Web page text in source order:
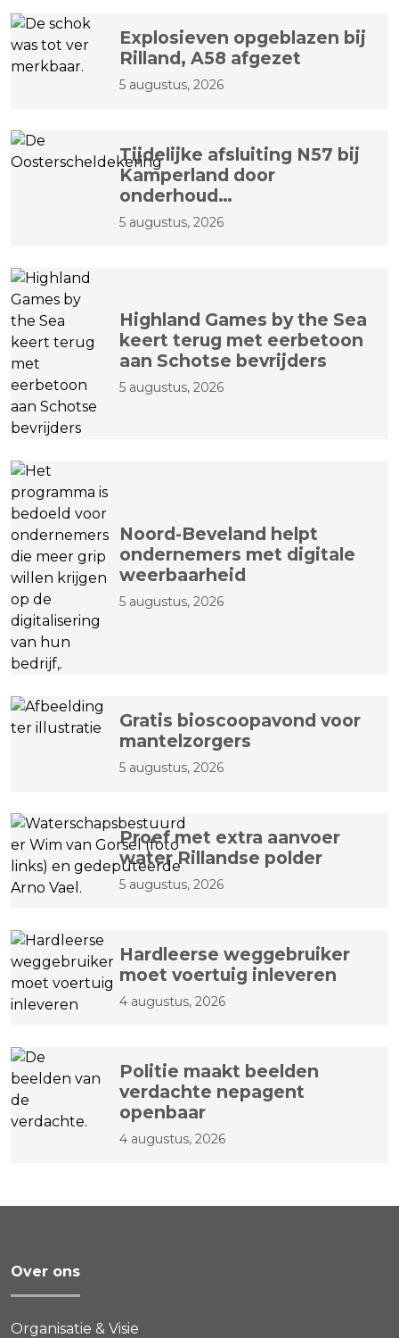
Explosieven opgeblazen bij
Rilland, A58 afgezet
5 augustus, 2026
Tijdelijke afsluiting N57 bij
Kamperland door
onderhoud
Oosterscheldekering
5 augustus, 2026
Highland Games by the Sea
keert terug met eerbetoon
aan Schotse bevrijders
5 augustus, 2026
Noord-Beveland helpt
ondernemers met digitale
weerbaarheid
5 augustus, 2026
Gratis bioscoopavond voor
mantelzorgers
5 augustus, 2026
Proef met extra aanvoer
water Rillandse polder
5 augustus, 2026
Hardleerse weggebruiker
moet voertuig inleveren
4 augustus, 2026
Politie maakt beelden
verdachte nepagent
openbaar
4 augustus, 2026
Over ons
Organisatie & Visie